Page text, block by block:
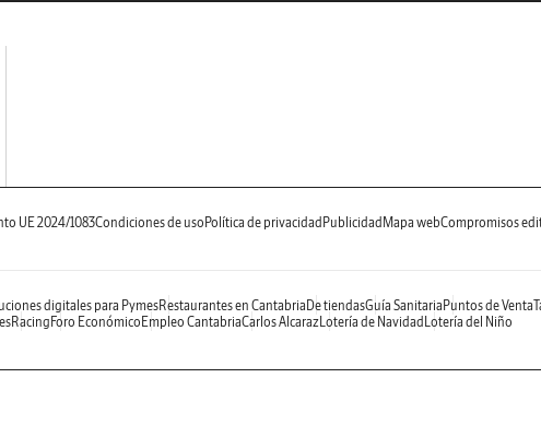
UE 2024/1083Condiciones de usoPolítica de privacidadPublicidadMapa webCompromisos
digitales para PymesRestaurantes en CantabriaDe tiendasGuía SanitariaPuntos de Venta
RacingForo EconómicoEmpleo CantabriaCarlos AlcarazLotería de NavidadLotería del Niño